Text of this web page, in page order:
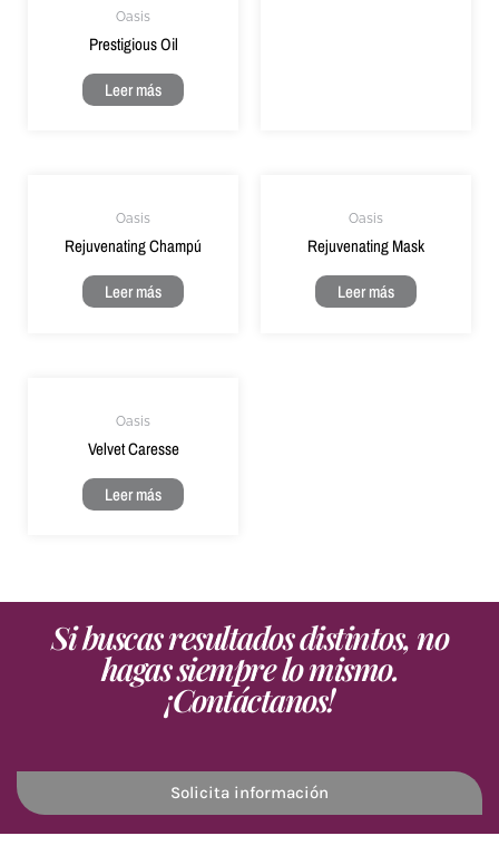
Oasis
Prestigious Oil
Leer más
Oasis
Rejuvenating Champú
Leer más
Oasis
Rejuvenating Mask
Leer más
Oasis
Velvet Caresse
Leer más
Si buscas resultados distintos, no
hagas siempre lo mismo.
¡Contáctanos!
Solicita información